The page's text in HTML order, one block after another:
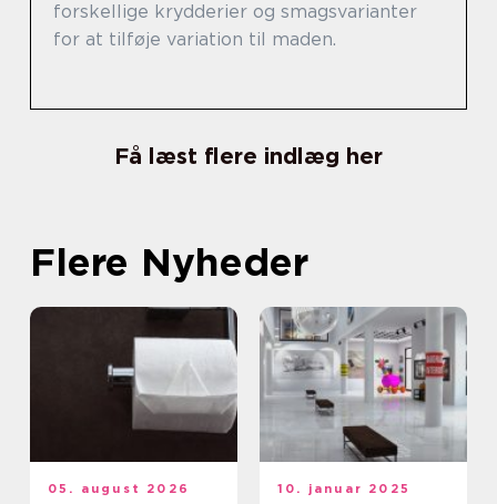
forskellige krydderier og smagsvarianter
for at tilføje variation til maden.
Få læst flere indlæg her
Flere Nyheder
05. august 2026 10. januar 2025